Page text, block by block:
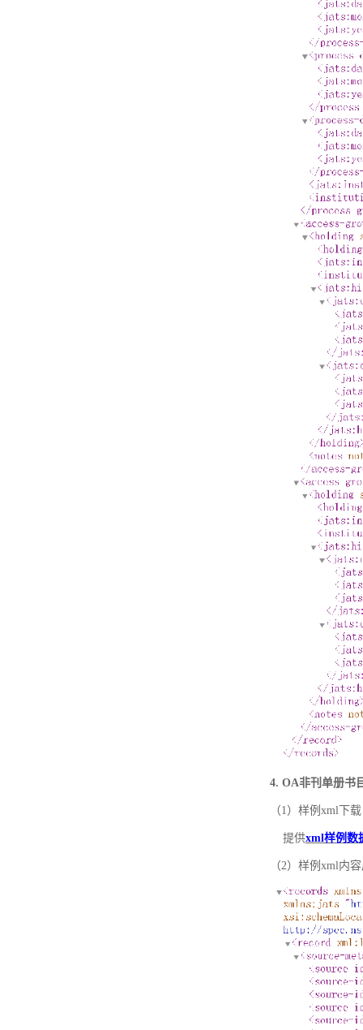
4. OA非刊单册书
（1）样例xml下载
提供xml样例数
（2）样例xml内